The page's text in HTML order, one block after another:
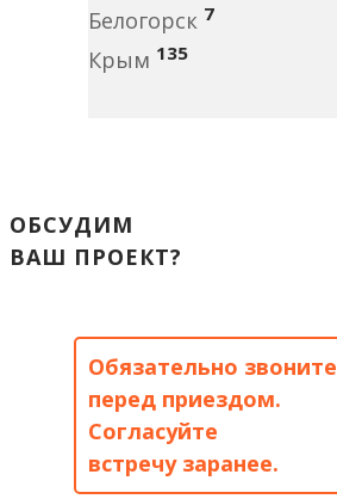
Белогорск 7
Крым 135
ОБСУДИМ
ВАШ ПРОЕКТ?
Обязательно звоните
перед приездом.
Согласуйте
встречу заранее.